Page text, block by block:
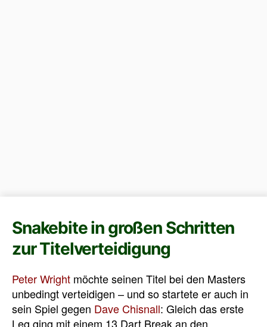
Snakebite in großen Schritten
zur Titelverteidigung
Peter Wright möchte seinen Titel bei den Masters
unbedingt verteidigen – und so startete er auch in
sein Spiel gegen Dave Chisnall: Gleich das erste
Leg ging mit einem 13 Dart Break an den